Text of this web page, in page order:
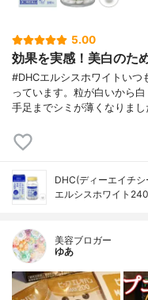
5.00
効果を実感！美白のた
#DHCエルシスホワイトいつ
っています。粒が白いから
手足までシミが薄くなりま
DHC(ディーエイチシ
エルシスホワイト240
美容ブロガー
ゆあ